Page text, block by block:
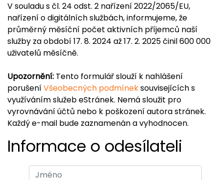
V souladu s čl. 24 odst. 2 nařízení 2022/2065/EU,
nařízení o digitálních službách, informujeme, že
průměrný měsíční počet aktivních příjemců naší
služby za období 17. 8. 2024 až 17. 2. 2025 činil 600 000
uživatelů měsíčně.
Upozornění: Tento formulář slouží k nahlášení
porušeníVšeobecných podmíneksouvisejících s
využíváním služeb eStránek. Nemá sloužit pro
vyrovnávání účtů nebo k poškození autora stránek.
Každý e-mail bude zaznamenán a vyhodnocen.
Informace o odesílateli